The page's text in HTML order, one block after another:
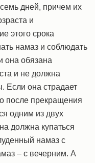
дней, причем их
и
этого срока
намаз и соблюдать
она обязана
и не должна
Если она страдает
после прекращения
одним из двух
должна купаться
намаз с
– с вечерним. А